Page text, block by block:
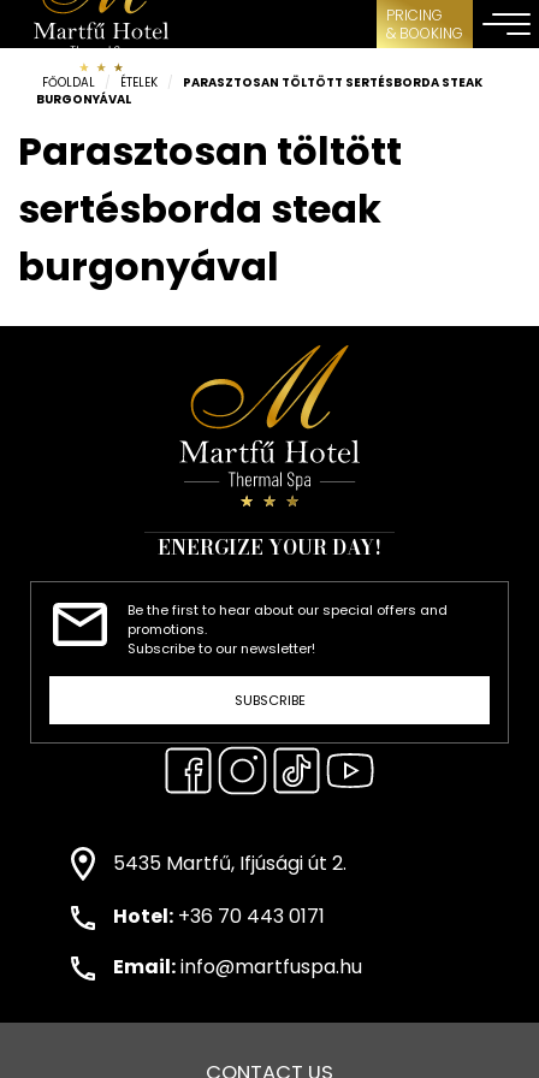
PRICING
& BOOKING
FŐOLDAL / ÉTELEK /
PARASZTOSAN TÖLTÖTT SERTÉSBORDA STEAK
BURGONYÁVAL
Parasztosan töltött
sertésborda steak
burgonyával
ENERGIZE YOUR DAY!
Be the first to hear about our special offers and
promotions.
Subscribe to our newsletter!
SUBSCRIBE
5435 Martfű, Ifjúsági út 2.
Hotel: +36 70 443 0171
Email:info@martfuspa.hu